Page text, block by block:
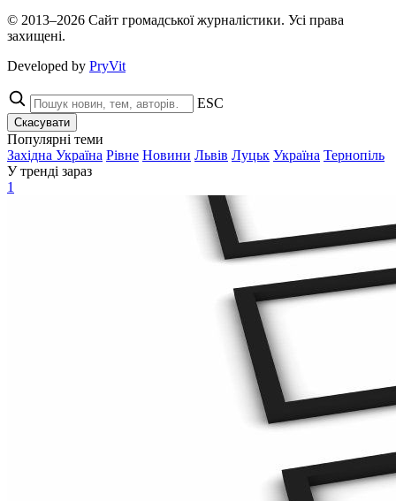
© 2013–2026 Сайт громадської журналістики. Усі права
захищені.
Developed by PryVit
ESC
Скасувати
Популярні теми
Західна Україна Рівне Новини Львів Луцьк Україна Тернопіль
У тренді зараз
1